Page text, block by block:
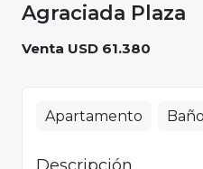
Agraciada Plaza
Venta USD 61.380
Apartamento